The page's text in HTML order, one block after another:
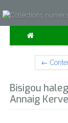
Consulter
Sur la Carte
←
Bisigou
Annaig